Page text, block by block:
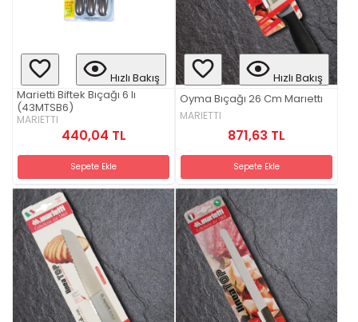
Hızlı Bakış
Marietti Biftek Bıçağı 6 lı
(43MTSB6)
MARIETTI
440,04 TL
Sepete Ekle
Hızlı Bakış
Oyma Bıçağı 26 Cm Marıettı
MARIETTI
871,63 TL
Sepete Ekle